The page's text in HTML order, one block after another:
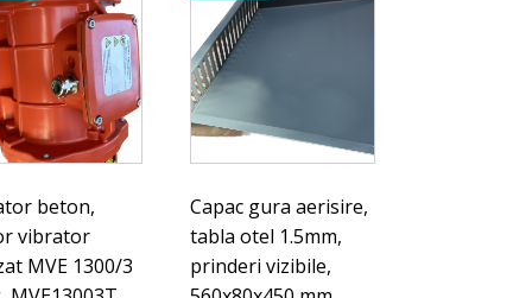
beton,
vibrator
MVE 1300/3
Capac gura aerisire,
tabla otel 1.5mm,
prinderi vizibile,